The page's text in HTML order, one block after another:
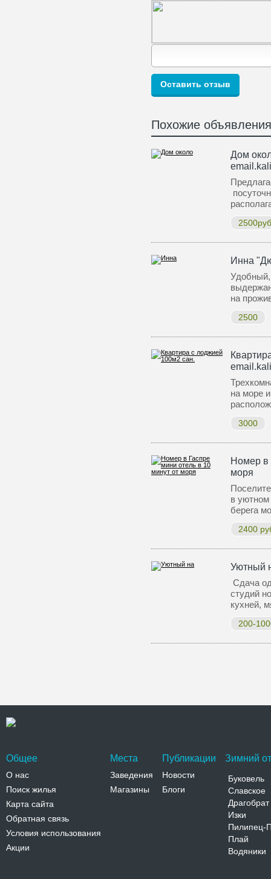
Похожие объявления
Дом
Инна
на
2500
на море
3000
Номер в
моря
в уютном
берега
2400
Уютный
Сдача
студий
кухней,
200-
Общее
О нас
Поиск жилья
Карта сайта
Обратная связь
Условия использования
Акции
Места
Заведения
Магазины
Публикации
Новости
Блоги
Зимний
Буковель
Славское
Драгобрат
Изки
Пилипец-
Плай
Водяники